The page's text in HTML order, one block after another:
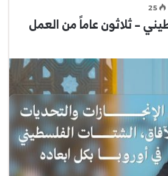
25
– ثلاثون عاماً من العمل